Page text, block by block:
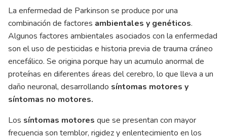
La enfermedad de Parkinson se produce por una
combinación de factores ambientales y genéticos.
Algunos factores ambientales asociados con la enfermedad
son el uso de pesticidas e historia previa de trauma cráneo
encefálico. Se origina porque hay un acumulo anormal de
proteínas en diferentes áreas del cerebro, lo que lleva a un
daño neuronal, desarrollando síntomas motores y
síntomas no motores.
Los síntomas motores que se presentan con mayor
frecuencia son temblor, rigidez y enlentecimiento en los